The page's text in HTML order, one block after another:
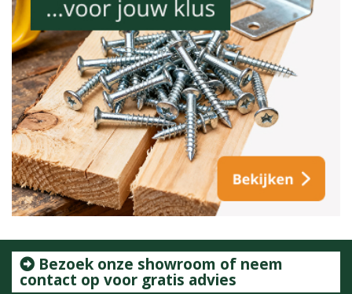
Bezoek onze showroom of neem
contact op voor gratis advies